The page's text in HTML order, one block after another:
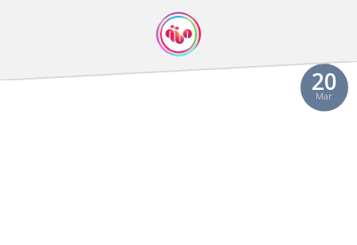
20
Mar